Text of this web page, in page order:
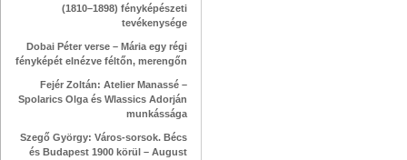
(1810–1898) fényképészeti
tevékenysége
Dobai Péter verse – Mária egy régi
fényképét elnézve féltőn, merengőn
Fejér Zoltán: Atelier Manassé –
Spolarics Olga és Wlassics Adorján
munkássága
Szegő György: Város-sorsok. Bécs
és Budapest 1900 körül – August